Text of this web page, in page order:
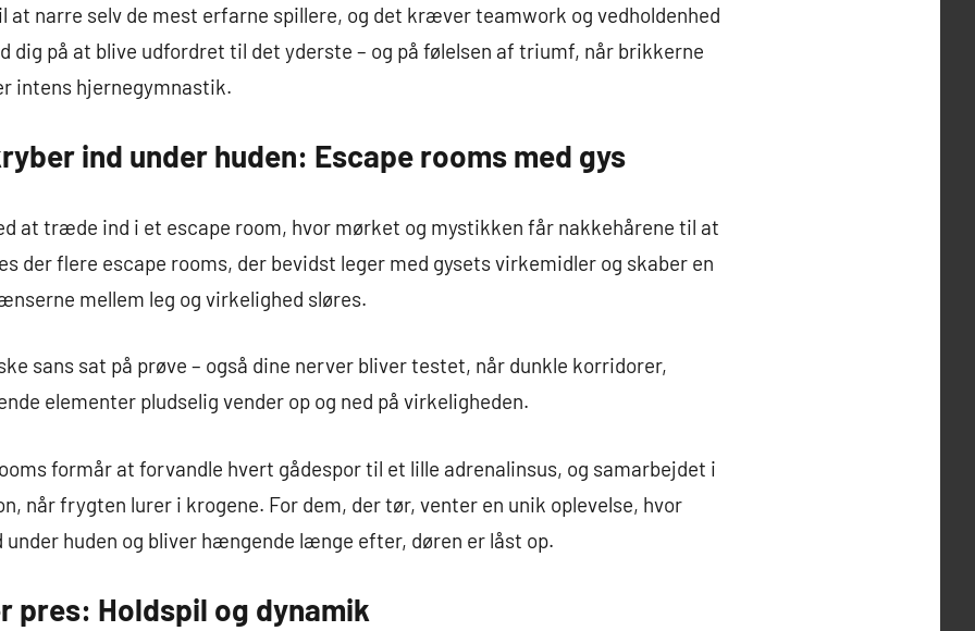
at narre selv de mest erfarne spillere, og det kræver teamwork og vedholdenhed
dig på at blive udfordret til det yderste – og på følelsen af triumf, når brikkerne
intens hjernegymnastik.
ind under huden: Escape rooms med gys
at træde ind i et escape room, hvor mørket og mystikken får nakkehårene til at
der flere escape rooms, der bevidst leger med gysets virkemidler og skaber en
mellem leg og virkelighed sløres.
sans sat på prøve – også dine nerver bliver testet, når dunkle korridorer,
elementer pludselig vender op og ned på virkeligheden.
formår at forvandle hvert gådespor til et lille adrenalinsus, og samarbejdet i
når frygten lurer i krogene. For dem, der tør, venter en unik oplevelse, hvor
huden og bliver hængende længe efter, døren er låst op.
pres: Holdspil og dynamik